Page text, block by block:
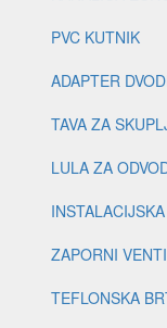
PVC KUTNIK
ADAPTER
TAVA ZA
LULA ZA
ZAPORNI
TEFLONSKA